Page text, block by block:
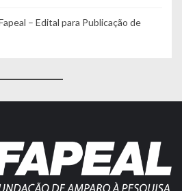
– Edital para Publicação de